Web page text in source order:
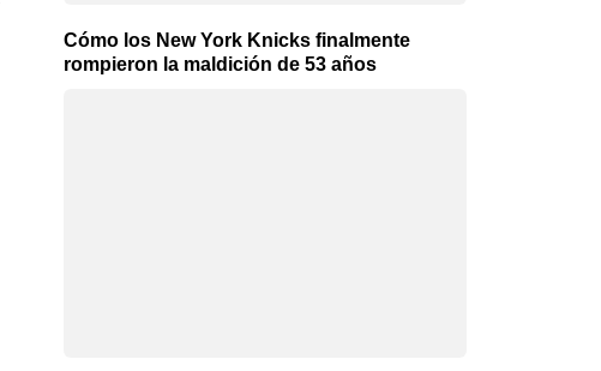
Cómo los New York Knicks finalmente
rompieron la maldición de 53 años